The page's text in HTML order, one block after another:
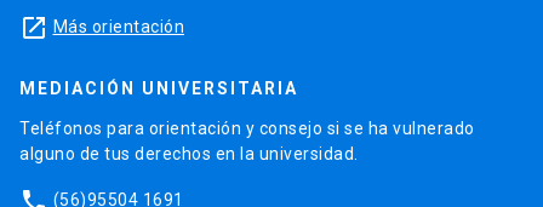
launch Más orientación
MEDIACIÓN UNIVERSITARIA
Teléfonos para orientación y consejo si se ha vulnerado
alguno de tus derechos en la universidad.
(56)95504 1691